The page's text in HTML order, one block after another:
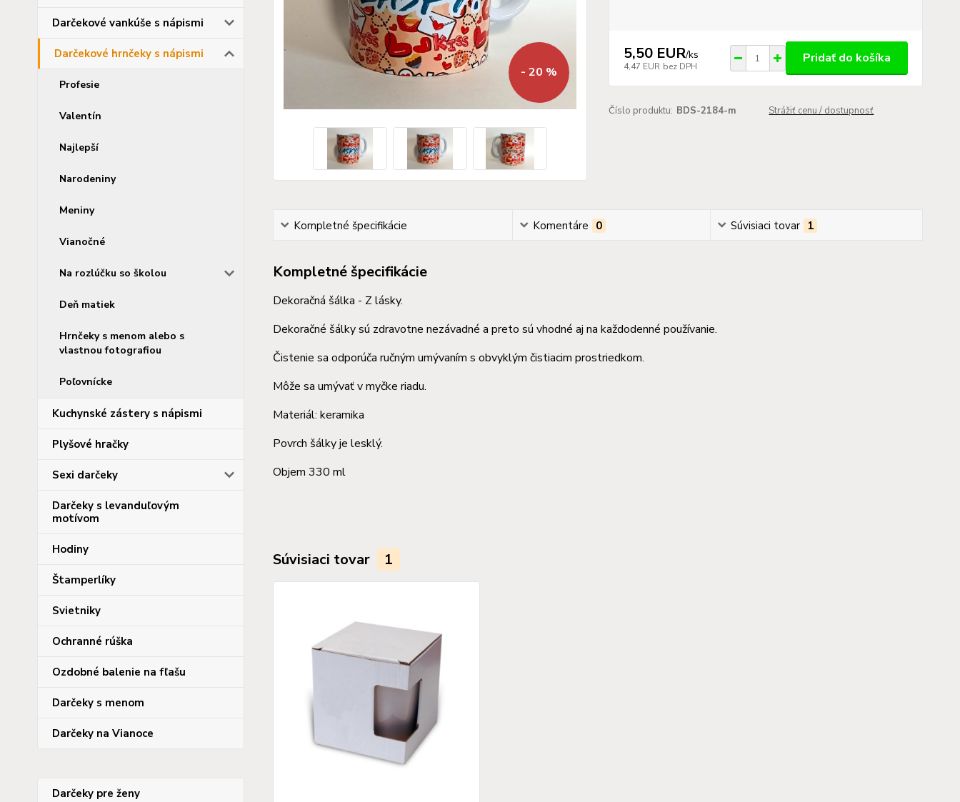
Darčekové vankúše s nápismi
Darčekové hrnčeky s nápismi
Profesie
Valentín
Najlepší
Narodeniny
Meniny
Vianočné
Na rozlúčku so školou
Deň matiek
Hrnčeky s menom alebo s
vlastnou fotografiou
Poľovnícke
Kuchynské zástery s nápismi
Plyšové hračky
Sexi darčeky
Darčeky s levanduľovým
motívom
Hodiny
Štamperlíky
Svietniky
Ochranné rúška
Ozdobné balenie na fľašu
Darčeky s menom
Darčeky na Vianoce
Darčeky pre ženy
- 20 %
5,50 EUR/ks
4,47 EUR bez DPH
Pridať do košíka
Číslo produktu: BDS-2184-m Strážiť cenu / dostupnosť
Kompletné špecifikácie Komentáre 0 Súvisiaci tovar 1
Kompletné špecifikácie
Dekoračná šálka - Z lásky.
Dekoračné šálky sú zdravotne nezávadné a preto sú vhodné aj na každodenné používanie.
Čistenie sa odporúča ručným umývaním s obvyklým čistiacim prostriedkom.
Môže sa umývať v myčke riadu.
Materiál: keramika
Povrch šálky je lesklý.
Objem 330 ml
Súvisiaci tovar 1